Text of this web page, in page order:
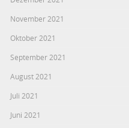
November 2021
Oktober 2021
September 2021
August 2021
Juli 2021
Juni 2021